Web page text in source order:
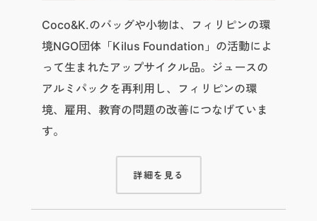
Coco&K.のバッグや小物は、フィリピンの環
境NGO団体「Kilus Foundation」の活動によ
って生まれたアップサイクル品。ジュースの
アルミパックを再利用し、フィリピンの環
境、雇用、教育の問題の改善につなげていま
す。
詳細を見る